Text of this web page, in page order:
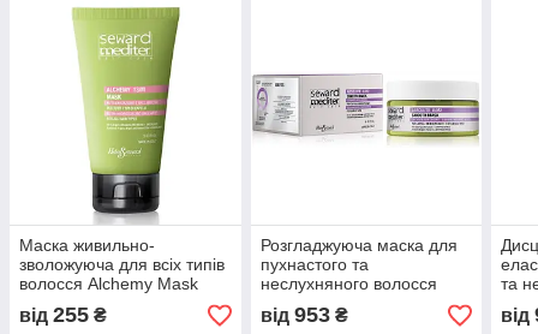
Маска живильно-
зволожуюча для всіх типів
волосся Alchemy Mask
13/M Seward Mediter
від 255 ₴
Розгладжуюча маска для
пухнастого та
неслухняного волосся
Absolute Smooth Shampoo
8/S2 Seward Mediter
від 953₴
та
від